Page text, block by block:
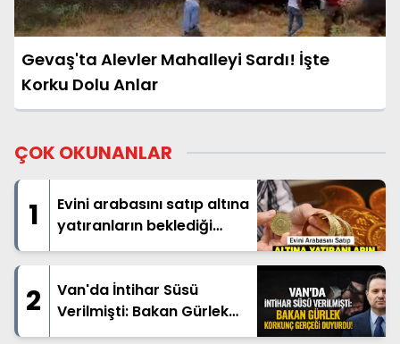
Gevaş'ta Alevler Mahalleyi Sardı! İşte
Korku Dolu Anlar
ÇOK OKUNANLAR
1
Evini arabasını satıp altına
yatıranların beklediği
haber geldi
2
Van'da İntihar Süsü
Verilmişti: Bakan Gürlek
Korkunç Gerçeği Duyurdu!